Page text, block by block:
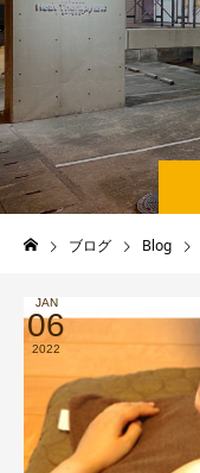
ブログ Blog
JAN
06
2022